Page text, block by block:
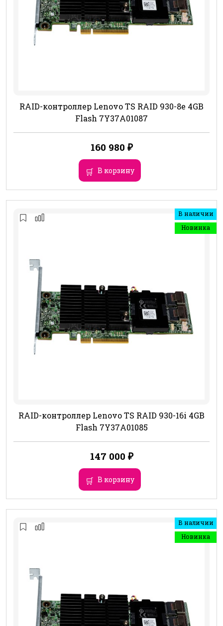
RAID-контроллер Lenovo TS RAID 930-8e 4GB
Flash 7Y37A01087
160 980 ₽
В корзину
В наличии
Новинка
RAID-контроллер Lenovo TS RAID 930-16i 4GB
Flash 7Y37A01085
147 000 ₽
В корзину
В наличии
Новинка